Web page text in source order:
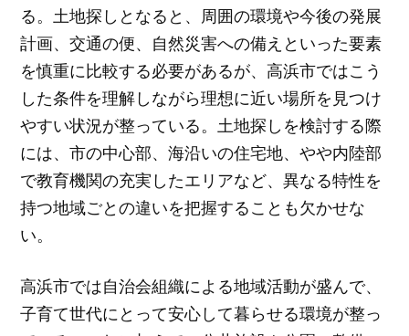
る。土地探しとなると、周囲の環境や今後の発展
計画、交通の便、自然災害への備えといった要素
を慎重に比較する必要があるが、高浜市ではこう
した条件を理解しながら理想に近い場所を見つけ
やすい状況が整っている。土地探しを検討する際
には、市の中心部、海沿いの住宅地、やや内陸部
で教育機関の充実したエリアなど、異なる特性を
持つ地域ごとの違いを把握することも欠かせな
い。
高浜市では自治会組織による地域活動が盛んで、
子育て世代にとって安心して暮らせる環境が整っ